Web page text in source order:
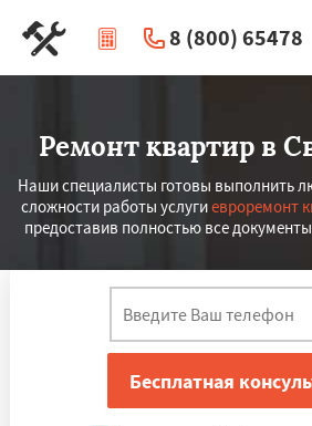
8 (800) 65478
| Перезвоните
Ремонт квартир в
Наши специалисты готовы выполнить
сложности работы услугиевроремонт
предоставив полностью все